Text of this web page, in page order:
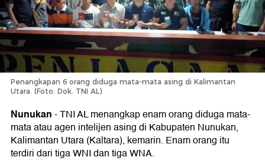
Penangkapan 6 orang diduga mata-mata asing di Kalimantan
Utara. (Foto: Dok. TNI AL)
Nunukan-TNI AL menangkap enam orang diduga mata-
mata atau agen intelijen asing di Kabupaten Nunukan,
Kalimantan Utara (Kaltara), kemarin. Enam orang itu
terdiri dari tiga WNI dan tiga WNA.